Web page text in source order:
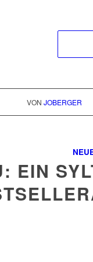
VON JOBERGER
EIN